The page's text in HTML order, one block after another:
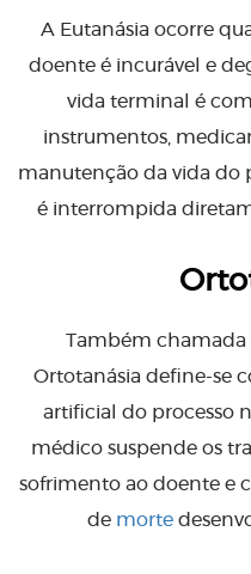
A Eutanásia ocorre
doente é incurável e
vida terminal é
instrumentos,
manutenção da vida do
é interrompida
Também chamada
Ortotanásia define-se
artificial do processo
médico suspende os
sofrimento ao doente e
de morte